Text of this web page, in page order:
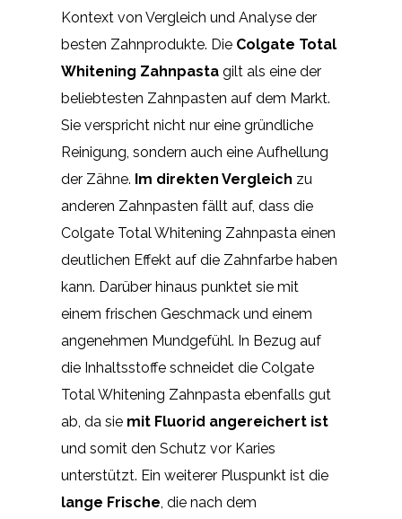
Kontext von Vergleich und Analyse der
besten Zahnprodukte. Die Colgate Total
Whitening Zahnpasta gilt als eine der
beliebtesten Zahnpasten auf dem Markt.
Sie verspricht nicht nur eine gründliche
Reinigung, sondern auch eine Aufhellung
der Zähne. Im direkten Vergleich zu
anderen Zahnpasten fällt auf, dass die
Colgate Total Whitening Zahnpasta einen
deutlichen Effekt auf die Zahnfarbe haben
kann. Darüber hinaus punktet sie mit
einem frischen Geschmack und einem
angenehmen Mundgefühl. In Bezug auf
die Inhaltsstoffe schneidet die Colgate
Total Whitening Zahnpasta ebenfalls gut
ab, da sie mit Fluorid angereichert ist
und somit den Schutz vor Karies
unterstützt. Ein weiterer Pluspunkt ist die
lange Frische , die nach dem